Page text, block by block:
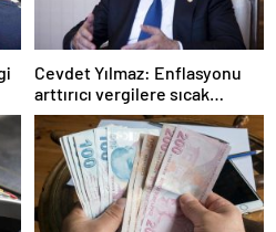
Cevdet Yılmaz: Enflasyonu
arttırıcı vergilere sıcak
bakmıyoruz ama…